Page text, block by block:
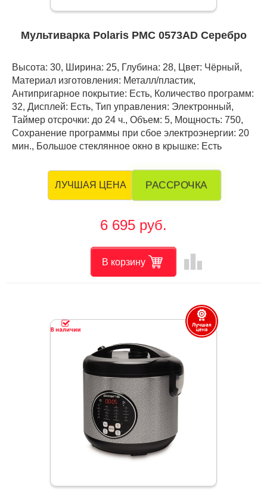
Мультиварка Polaris PMC 0573AD Серебро
Высота: 30, Ширина: 25, Глубина: 28, Цвет: Чёрный,
Материал изготовления: Металл/пластик,
Антипригарное покрытие: Есть, Количество программ:
32, Дисплей: Есть, Тип управления: Электронный,
Таймер отсрочки: до 24 ч., Объем: 5, Мощность: 750,
Сохранение программы при сбое электроэнергии: 20
мин., Большое стеклянное окно в крышке: Есть
ЛУЧШАЯ ЦЕНА РАССРОЧКА
6 695 руб.
В корзину leaderboard